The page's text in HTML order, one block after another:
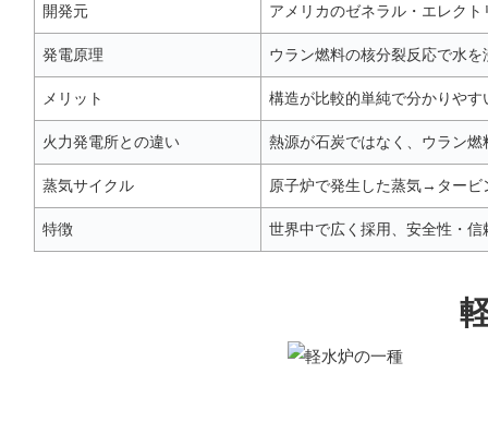
開発元 アメリカのゼネラル・エレクト
発電原理 ウラン燃料の核分裂反応で水
メリット 構造が比較的単純で分かりやす
火力発電所との違い 熱源が石炭ではなく、ウラン燃
蒸気サイクル 原子炉で発生した蒸気→ター
特徴 世界中で広く採用、安全性・